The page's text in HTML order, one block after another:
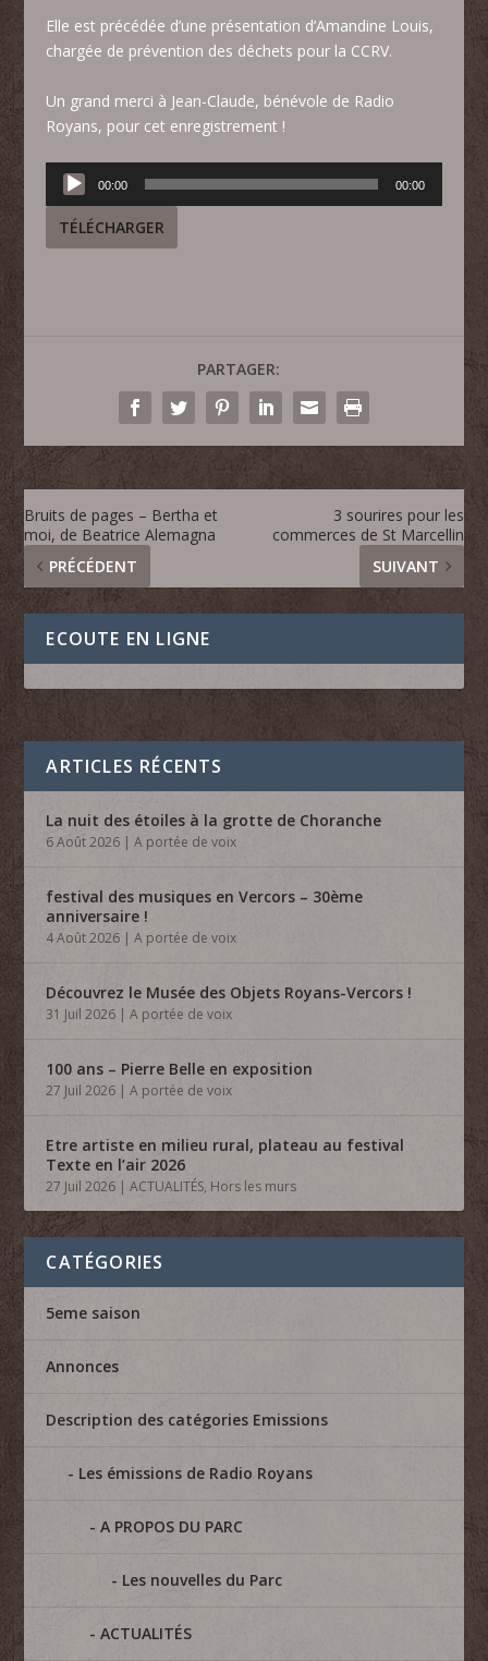
Elle est précédée d’une présentation d’Amandine Louis,
chargée de prévention des déchets pour la CCRV.
Un grand merci à Jean-Claude, bénévole de Radio
Royans, pour cet enregistrement !
Lecteur
audio
00:00 00:00
TÉLÉCHARGER
PARTAGER:
Bruits de pages – Bertha et
moi, de Beatrice Alemagna
PRÉCÉDENT
3 sourires pour les
commerces de St Marcellin
SUIVANT
ECOUTE EN LIGNE
ARTICLES RÉCENTS
La nuit des étoiles à la grotte de Choranche
6 Août 2026 |A portée de voix
festival des musiques en Vercors – 30ème
anniversaire !
4 Août 2026 |A portée de voix
Découvrez le Musée des Objets Royans-Vercors !
31 Juil 2026 |A portée de voix
100 ans – Pierre Belle en exposition
27 Juil 2026 |A portée de voix
Etre artiste en milieu rural, plateau au festival
Texte en l’air 2026
27 Juil 2026 |ACTUALITÉS, Hors les murs
CATÉGORIES
5eme saison
Annonces
Description des catégories Emissions
Les émissions de Radio Royans
A PROPOS DU PARC
Les nouvelles du Parc
ACTUALITÉS